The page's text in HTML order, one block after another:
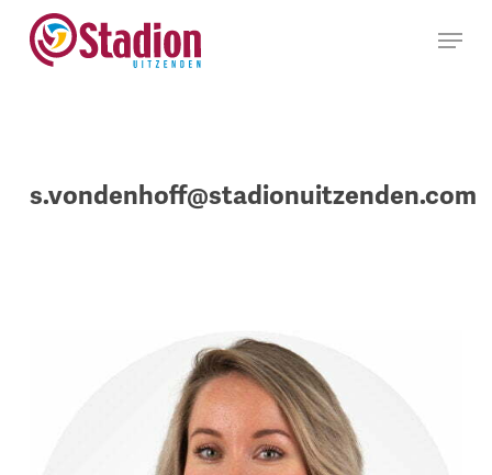
naar
hoofdinhoud
Menu
s.vondenhoff@stadionuitzenden.com